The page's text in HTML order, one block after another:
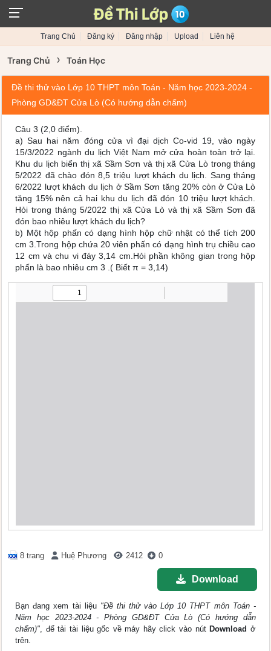
Trang Chủ Đăng ký Đăng nhập Upload Liên hệ
Trang Chủ › Toán Học
Đề thi thử vào Lớp 10 THPT môn Toán - Năm học 2023-2024 -
Phòng GD&ĐT Cửa Lò (Có hướng dẫn chấm)
Câu 3 (2,0 điểm).
a) Sau hai năm đóng cửa vì đại dịch Co-vid 19, vào ngày
15/3/2022 ngành du lịch Việt Nam mở cửa hoàn toàn trở lại.
Khu du lịch biển thị xã Sầm Sơn và thị xã Cửa Lò trong tháng
5/2022 đã chào đón 8,5 triệu lượt khách du lịch. Sang tháng
6/2022 lượt khách du lịch ở Sầm Sơn tăng 20% còn ở Cửa Lò
tăng 15% nên cả hai khu du lịch đã đón 10 triệu lượt khách.
Hỏi trong tháng 5/2022 thị xã Cửa Lò và thị xã Sầm Sơn đã
đón bao nhiêu lượt khách du lịch?
b) Một hộp phấn có dạng hình hộp chữ nhật có thể tích 200
cm 3.Trong hộp chứa 20 viên phấn có dạng hình trụ chiều cao
12 cm và chu vi đáy 3,14 cm.Hỏi phần không gian trong hộp
phấn là bao nhiêu cm 3 .( Biết π = 3,14)
8 trang Huệ Phương 2412 0
Download
Bạn đang xem tài liệu "Đề thi thử vào Lớp 10 THPT môn Toán -
Năm học 2023-2024 - Phòng GD&ĐT Cửa Lò (Có hướng dẫn
chấm)", để tải tài liệu gốc về máy hãy click vào nút Download ở
trên.